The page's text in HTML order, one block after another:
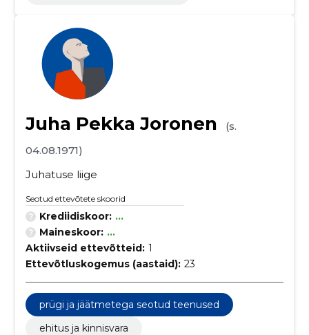
Juha Pekka Joronen
(s.
04.08.1971)
Juhatuse liige
Seotud ettevõtete skoorid
Krediidiskoor: ...
Maineskoor: ...
Aktiivseid ettevõtteid: 1
Ettevõtluskogemus (aastaid): 23
prügi ja jäätmetega seotud teenused
ehitus ja kinnisvara